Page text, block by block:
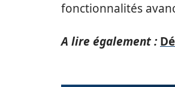
fonctionnalités
A lire également :